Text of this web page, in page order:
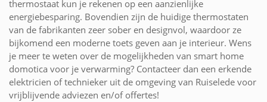
thermostaat kun je rekenen op een aanzienlijke
energiebesparing. Bovendien zijn de huidige thermostaten
van de fabrikanten zeer sober en designvol, waardoor ze
bijkomend een moderne toets geven aan je interieur. Wens
je meer te weten over de mogelijkheden van smart home
domotica voor je verwarming? Contacteer dan een erkende
elektricien of technieker uit de omgeving van Ruiselede voor
vrijblijvende adviezen en/of offertes!